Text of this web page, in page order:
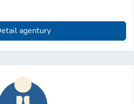
agentury